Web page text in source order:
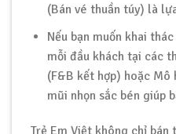
(Bán vé thuần túy) là
Nếu bạn muốn khai
mỗi đầu khách tại các
(F&B kết hợp) hoặc
mũi nhọn sắc bén giúp